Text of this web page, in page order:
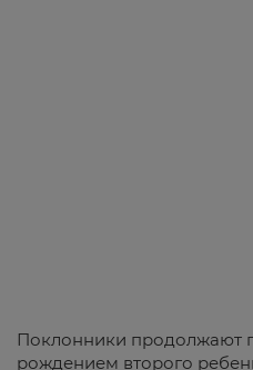
Поклонники продолжают
рождением второго